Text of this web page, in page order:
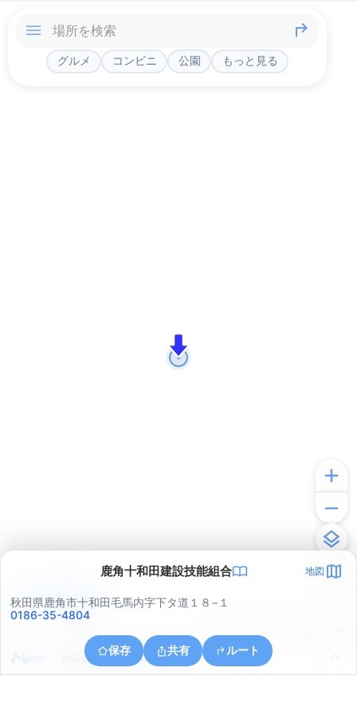
グルメ コンビニ 公園 もっと見る
鹿角十和田建設技能組合 地図
秋田県鹿角市十和田毛馬内字下タ道１８−１
0186-35-4804
保存 共有 ルート
秋田県鹿角市十和田岡田字大道
アプリで見る